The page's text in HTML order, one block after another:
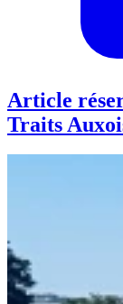
Article
Traits